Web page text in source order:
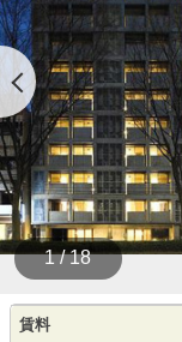
1 / 18
賃料